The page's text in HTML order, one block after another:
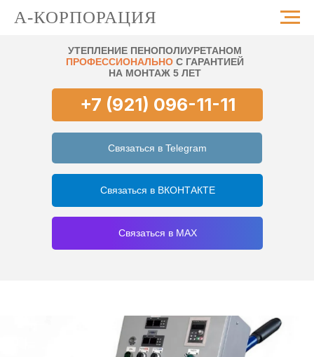
А-КОРПОРАЦИЯ
+7 (921) 096-11-11
sale@ppu-snab.com
Связаться в Telegram
УТЕПЛЕНИЕ ПЕНОПОЛИУРЕТАНОМ
ПРОФЕССИОНАЛЬНО С ГАРАНТИЕЙ
НА МОНТАЖ 5 ЛЕТ
Связаться в MAX
Связаться в ВКОНТАКТЕ